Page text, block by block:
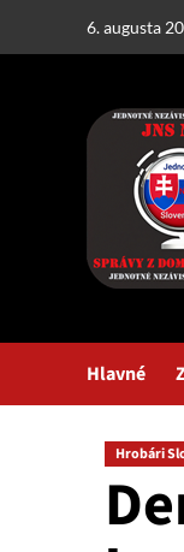
6. augusta
Hlavné
Hrobári